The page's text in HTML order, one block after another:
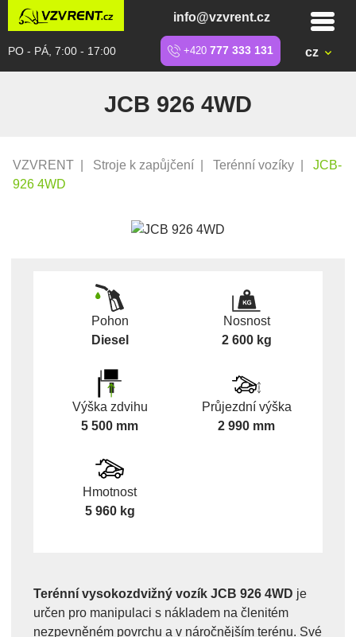
info@vzvrent.cz
PO - PÁ, 7:00 - 17:00 +420 777 333 131 cz
JCB 926 4WD
VZVRENT Stroje k zapůjčení Terénní vozíky
JCB-
926 4WD
Pohon
Diesel
Nosnost
2 600 kg
Výška zdvihu
5 500 mm
Průjezdní výška
2 990 mm
Hmotnost
5 960 kg
Terénní vysokozdvižný vozík JCB 926 4WD je
určen pro manipulaci s nákladem na členitém
nezpevněném povrchu a v náročnějším terénu. Své